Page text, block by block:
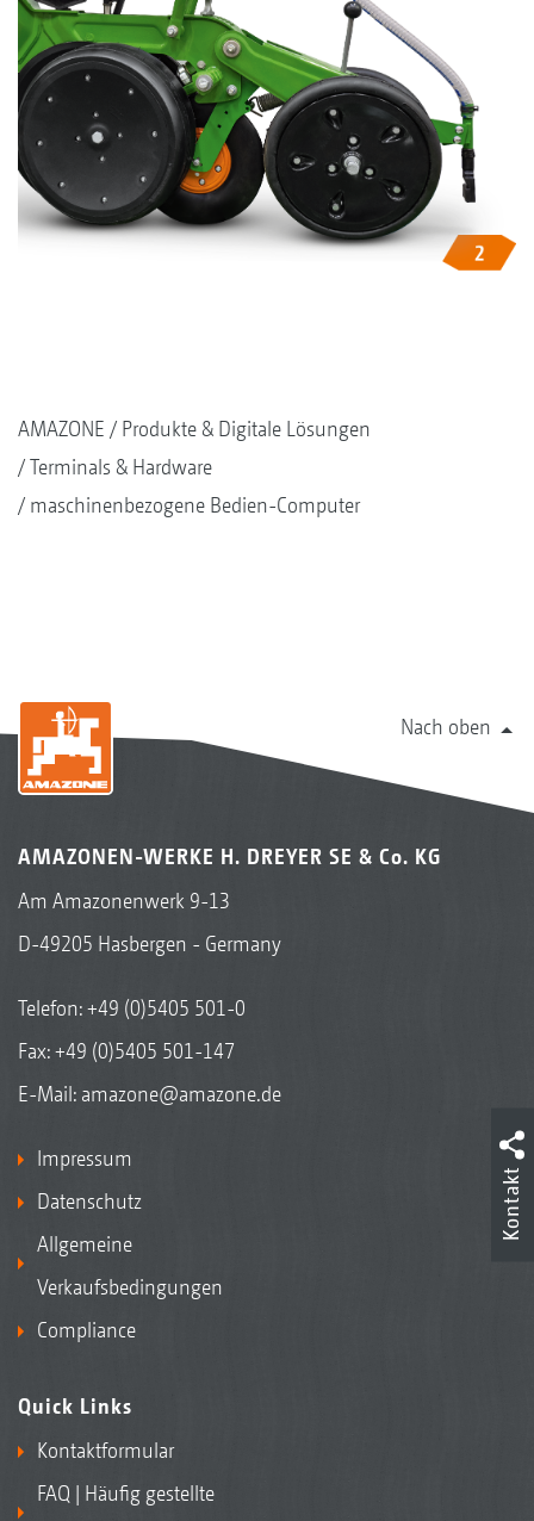
AMAZONE
Produkte & Digitale Lösungen
Terminals & Hardware
maschinenbezogene Bedien-Computer
Nach oben
AMAZONEN-WERKE H. DREYER SE & Co. KG
Am Amazonenwerk 9-13
D-49205 Hasbergen - Germany
Telefon:+49 (0)5405 501-0
Fax: +49 (0)5405 501-147
E-Mail: amazone@amazone.de
Impressum
Datenschutz
Allgemeine
Verkaufsbedingungen
Compliance
Quick Links
Kontaktformular
FAQ | Häufig gestellte
Kontakt